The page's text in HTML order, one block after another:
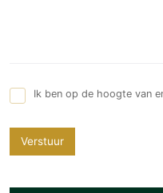
Ik ben op de hoogte van
Verstuur